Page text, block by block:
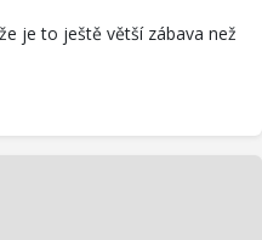
je to ještě větší zábava než